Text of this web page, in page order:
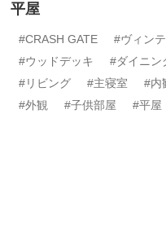
平屋
#CRASH GATE
#ヴィン
#ウッドデッキ
#ダイニン
#リビング
#主寝室 #内
#外観
#子供部屋 #平屋